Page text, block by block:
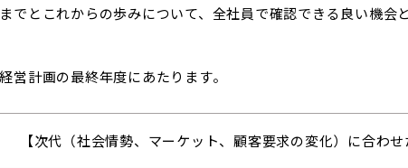
でとこれからの歩みについて、全社員で確認できる良い機会
営計画の最終年度にあたります。
【次代（社会情勢、マーケット、顧客要求の変化）に合わせ